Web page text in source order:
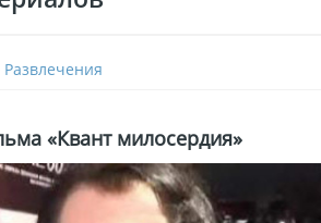
Развлечения
«Квант милосердия»